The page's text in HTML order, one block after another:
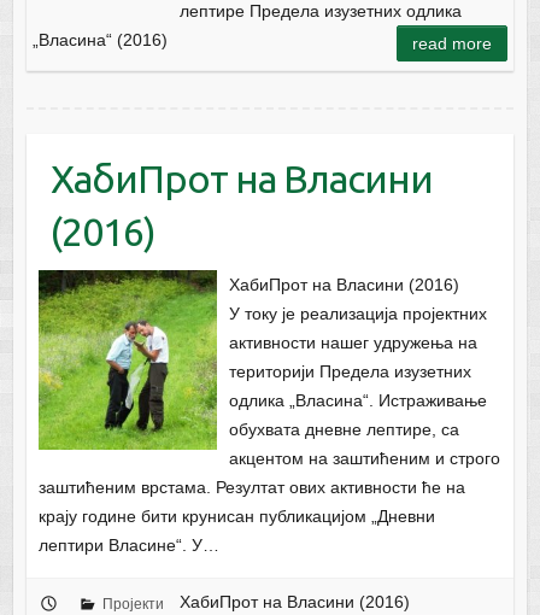
лептире Предела изузетних одлика
„Власина“ (2016)
read more
ХабиПрот на Власини
(2016)
ХабиПрот на Власини (2016)
У току је реализација прoјектних
активности нашег удружења на
територији Предела изузетних
одлика „Власина“. Истраживање
обухвата дневне лептире, са
акцентом на заштићеним и строго
заштићеним врстама. Резултат ових активности ће на
крају године бити крунисан публикацијом „Дневни
лептири Власине“. У…
Пројекти
ХабиПрот на Власини (2016)